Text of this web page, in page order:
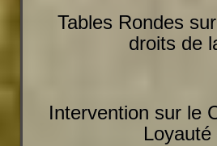
Tables Rondes
droits de
Intervention sur le